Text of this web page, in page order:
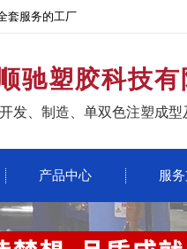
套服务的工厂
驰塑胶科技
发、制造、单双色注塑成
产品中心 服